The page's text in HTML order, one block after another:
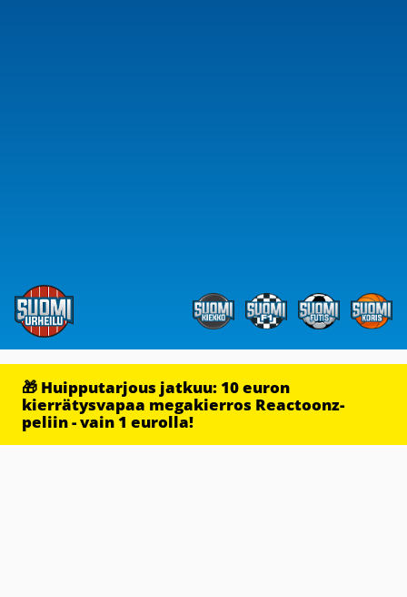
🎁 Huipputarjous jatkuu: 10 euron
kierrätysvapaa megakierros Reactoonz-
peliin - vain 1 eurolla!